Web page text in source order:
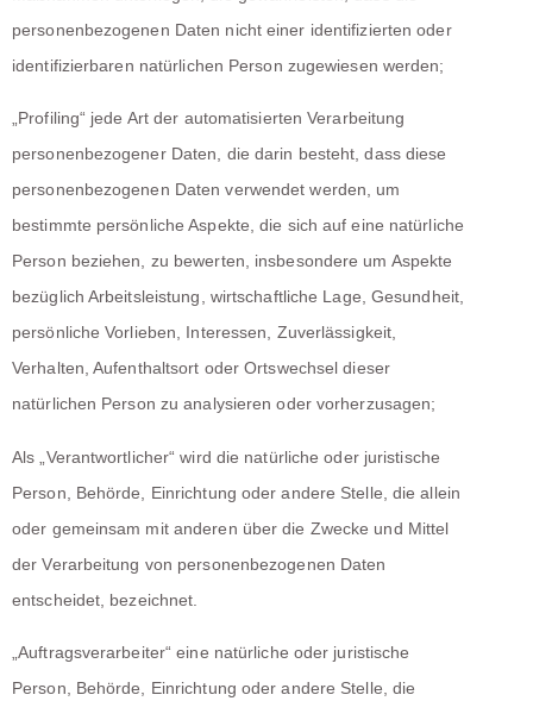
personenbezogenen Daten nicht einer identifizierten oder
identifizierbaren natürlichen Person zugewiesen werden;
„Profiling“ jede Art der automatisierten Verarbeitung
personenbezogener Daten, die darin besteht, dass diese
personenbezogenen Daten verwendet werden, um
bestimmte persönliche Aspekte, die sich auf eine natürliche
Person beziehen, zu bewerten, insbesondere um Aspekte
bezüglich Arbeitsleistung, wirtschaftliche Lage, Gesundheit,
persönliche Vorlieben, Interessen, Zuverlässigkeit,
Verhalten, Aufenthaltsort oder Ortswechsel dieser
natürlichen Person zu analysieren oder vorherzusagen;
Als „Verantwortlicher“ wird die natürliche oder juristische
Person, Behörde, Einrichtung oder andere Stelle, die allein
oder gemeinsam mit anderen über die Zwecke und Mittel
der Verarbeitung von personenbezogenen Daten
entscheidet, bezeichnet.
„Auftragsverarbeiter“ eine natürliche oder juristische
Person, Behörde, Einrichtung oder andere Stelle, die